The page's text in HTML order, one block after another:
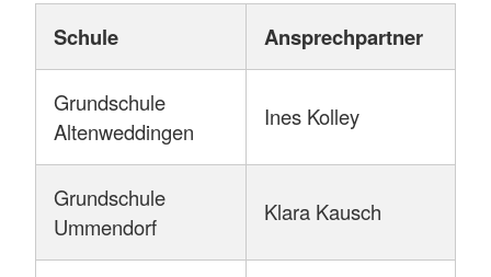
Schule Ansprechpartner
Grundschule
Altenweddingen
Ines Kolley
Grundschule
Ummendorf
Klara Kausch